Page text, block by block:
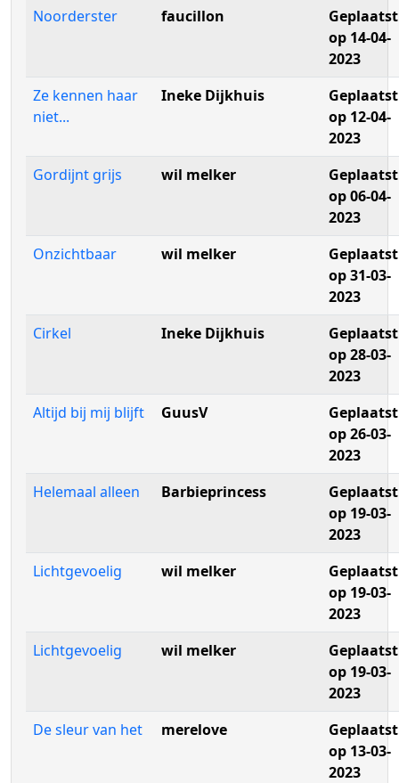
Noorderster
faucillon
Geplaatst
op 14-04-
2023
Ze kennen haar
niet...
Ineke Dijkhuis
Geplaatst
op 12-04-
2023
Gordijnt grijs
wil melker
Geplaatst
op 06-04-
2023
Onzichtbaar
wil melker
Geplaatst
op 31-03-
2023
Cirkel
Ineke Dijkhuis
Geplaatst
op 28-03-
2023
Altijd bij mij blijft
GuusV
Geplaatst
op 26-03-
2023
Helemaal alleen
Barbieprincess
Geplaatst
op 19-03-
2023
Lichtgevoelig
wil melker
Geplaatst
op 19-03-
2023
Lichtgevoelig
wil melker
Geplaatst
op 19-03-
2023
De sleur van het
merelove
Geplaatst
op 13-03-
2023